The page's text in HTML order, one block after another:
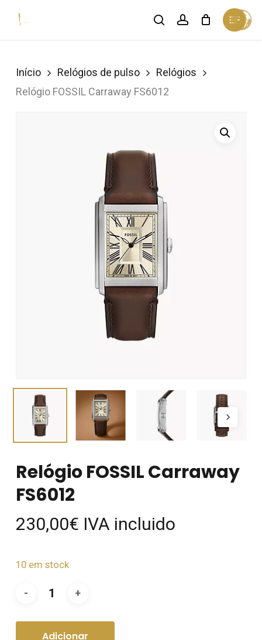
searchaccount
Menu
Close
Cart
Início Relógios de pulso
Relógios
Relógio FOSSIL Carraway FS6012
Relógio FOSSIL Carraway
FS6012
230,00€ IVA incluido
10 em stock
Adicionar